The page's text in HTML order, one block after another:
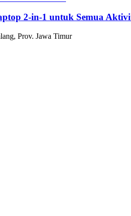
2-in-1 untuk Semua
Prov. Jawa Timur